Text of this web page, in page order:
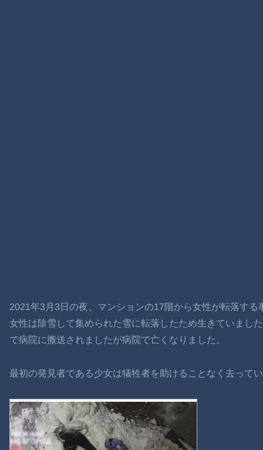
2021年3月3日の夜、マンションの17階から女性が転落する
女性は除雪して集められた雪に転落したため生きていまし
で病院に搬送されましたが病院で亡くなりました。
最初の発見者である少女は犠牲者を助けることなく去って